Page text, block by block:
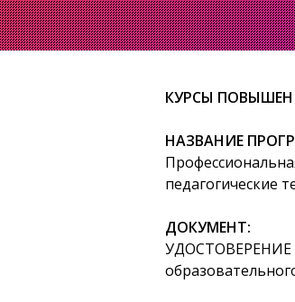
КУРСЫ
НАЗВАНИЕ
педагогические
ДОКУМЕНТ: